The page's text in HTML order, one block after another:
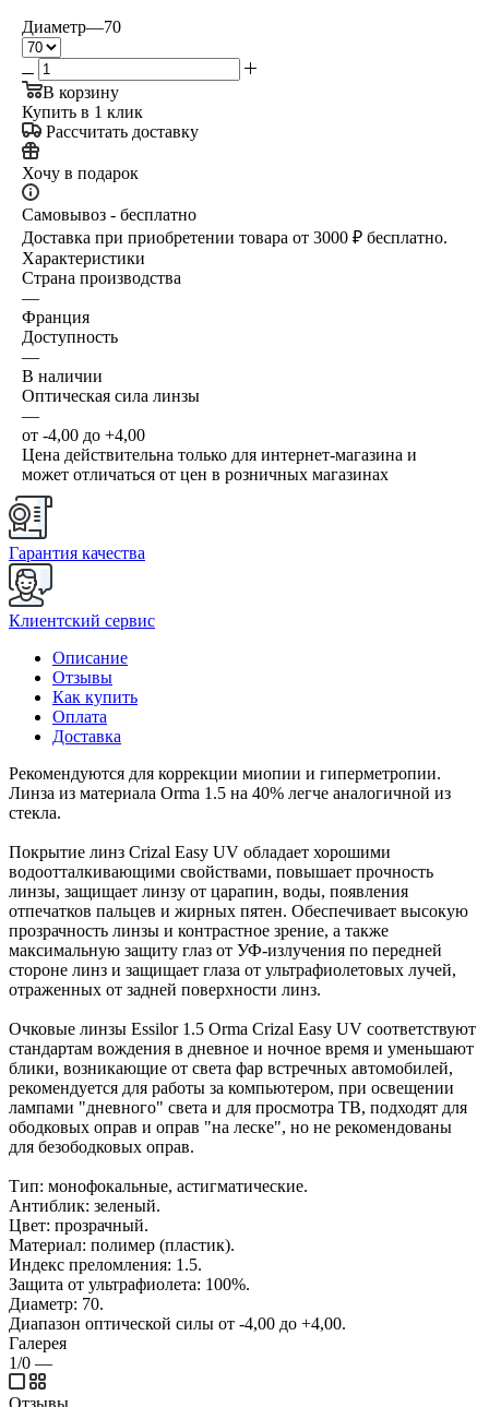
Диаметр—70
В корзину
Купить в 1 клик
Рассчитать доставку
Хочу в подарок
Самовывоз - бесплатно
Доставка при приобретении товара от 3000 ₽ бесплатно.
Характеристики
Страна производства
—
Франция
Доступность
—
В наличии
Оптическая сила линзы
—
от -4,00 до +4,00
Цена действительна только для интернет-магазина и
может отличаться от цен в розничных магазинах
Гарантия качества
Клиентский сервис
Описание
Отзывы
Как купить
Оплата
Доставка
Рекомендуются для коррекции миопии и гиперметропии.
Линза из материала Orma 1.5 на 40% легче аналогичной из
стекла.
Покрытие линз Crizal Easy UV обладает хорошими
водоотталкивающими свойствами, повышает прочность
линзы, защищает линзу от царапин, воды, появления
отпечатков пальцев и жирных пятен. Обеспечивает высокую
прозрачность линзы и контрастное зрение, а также
максимальную защиту глаз от УФ-излучения по передней
стороне линз и защищает глаза от ультрафиолетовых лучей,
отраженных от задней поверхности линз.
Очковые линзы Essilor 1.5 Orma Crizal Easy UV соответствуют
стандартам вождения в дневное и ночное время и уменьшают
блики, возникающие от света фар встречных автомобилей,
рекомендуется для работы за компьютером, при освещении
лампами "дневного" света и для просмотра ТВ, подходят для
ободковых оправ и оправ "на леске", но не рекомендованы
для безободковых оправ.
Тип: монофокальные, астигматические.
Антиблик: зеленый.
Цвет: прозрачный.
Материал: полимер (пластик).
Индекс преломления: 1.5.
Защита от ультрафиолета: 100%.
Диаметр: 70.
Диапазон оптической силы от -4,00 до +4,00.
Галерея
1/0 —
Отзывы